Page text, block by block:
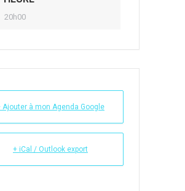
20h00
Ajouter à mon Agenda Google
+ iCal / Outlook export